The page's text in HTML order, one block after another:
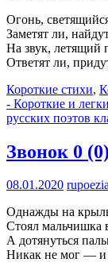
Огонь,
Заметят ли,
На звук, летящий
Ответят ли,
Короткие стихи,
- Короткие и
русских поэтов
Звонок 0 (0)
08.01.2020
Однажды на
Стоял мальчишка
А дотянуться
Никак не мог — и